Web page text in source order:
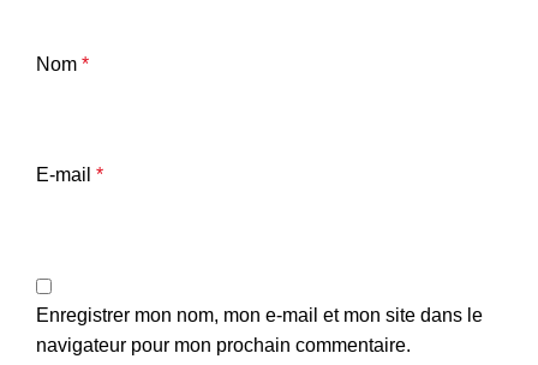
Nom *
E-mail *
Enregistrer mon nom, mon e-mail et mon site dans le
navigateur pour mon prochain commentaire.